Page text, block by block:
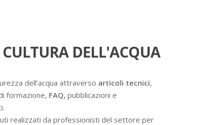
DELL'ACQUA
dell’acqua attraverso articoli tecnici,
formazione, FAQ, pubblicazioni e
realizzati da professionisti del settore per